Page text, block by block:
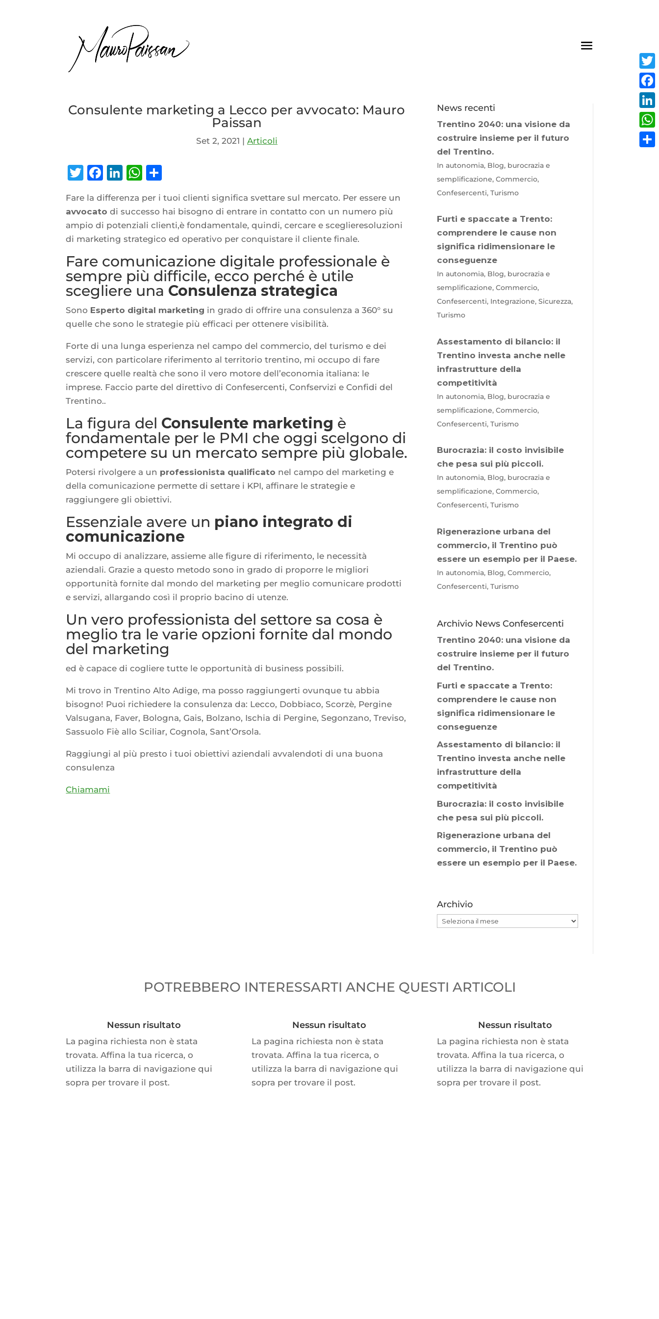
Consulente marketing a Lecco per avvocato: Mauro
Paissan
Set 2, 2021 | Articoli
Twitter
Facebook
LinkedIn
WhatsApp
Fare la differenza per i tuoi clienti significa svettare sul mercato. Per essere un
avvocato di successo hai bisogno di entrare in contatto con un numero più
ampio di potenziali clienti,è fondamentale, quindi, cercare e sceglieresoluzioni
di marketing strategico ed operativo per conquistare il cliente finale.
Fare comunicazione digitale professionale è
sempre più difficile, ecco perché è utile
scegliere una Consulenza strategica
Sono Esperto digital marketing in grado di offrire una consulenza a 360° su
quelle che sono le strategie più efficaci per ottenere visibilità.
Forte di una lunga esperienza nel campo del commercio, del turismo e dei
servizi, con particolare riferimento al territorio trentino, mi occupo di fare
crescere quelle realtà che sono il vero motore dell’economia italiana: le
imprese. Faccio parte del direttivo di Confesercenti, Confservizi e Confidi del
Trentino..
La figura del Consulente marketing è
fondamentale per le PMI che oggi scelgono di
competere su un mercato sempre più globale.
Potersi rivolgere a un professionista qualificato nel campo del marketing e
della comunicazione permette di settare i KPI, affinare le strategie e
raggiungere gli obiettivi.
Essenziale avere un piano integrato di
comunicazione
Mi occupo di analizzare, assieme alle figure di riferimento, le necessità
aziendali. Grazie a questo metodo sono in grado di proporre le migliori
opportunità fornite dal mondo del marketing per meglio comunicare prodotti
e servizi, allargando così il proprio bacino di utenze.
Un vero professionista del settore sa cosa è
meglio tra le varie opzioni fornite dal mondo
del marketing
ed è capace di cogliere tutte le opportunità di business possibili.
Mi trovo in Trentino Alto Adige, ma posso raggiungerti ovunque tu abbia
bisogno! Puoi richiedere la consulenza da: Lecco, Dobbiaco, Scorzè, Pergine
Valsugana, Faver, Bologna, Gais, Bolzano, Ischia di Pergine, Segonzano, Treviso,
Sassuolo Fiè allo Sciliar, Cognola, Sant’Orsola.
Raggiungi al più presto i tuoi obiettivi aziendali avvalendoti di una buona
consulenza
Chiamami
News recenti
Trentino 2040: una visione da
costruire insieme per il futuro
del Trentino.
In autonomia, Blog, burocrazia e
semplificazione, Commercio,
Confesercenti, Turismo
Furti e spaccate a Trento:
comprendere le cause non
significa ridimensionare le
conseguenze
In autonomia, Blog, burocrazia e
semplificazione, Commercio,
Confesercenti, Integrazione, Sicurezza,
Turismo
Assestamento di bilancio: il
Trentino investa anche nelle
infrastrutture della
competitività
In autonomia, Blog, burocrazia e
semplificazione, Commercio,
Confesercenti, Turismo
Burocrazia: il costo invisibile
che pesa sui più piccoli.
In autonomia, Blog, burocrazia e
semplificazione, Commercio,
Confesercenti, Turismo
Rigenerazione urbana del
commercio, il Trentino può
essere un esempio per il Paese.
In autonomia, Blog, Commercio,
Confesercenti, Turismo
Archivio News Confesercenti
Trentino 2040: una visione da
costruire insieme per il futuro
del Trentino.
Furti e spaccate a Trento:
comprendere le cause non
significa ridimensionare le
conseguenze
Assestamento di bilancio: il
Trentino investa anche nelle
infrastrutture della
competitività
Burocrazia: il costo invisibile
che pesa sui più piccoli.
Rigenerazione urbana del
commercio, il Trentino può
essere un esempio per il Paese.
Archivio
Archivio
POTREBBERO INTERESSARTI ANCHE QUESTI ARTICOLI
Nessun risultato
La pagina richiesta non è stata
trovata. Affina la tua ricerca, o
utilizza la barra di navigazione qui
sopra per trovare il post.
Nessun risultato
La pagina richiesta non è stata
trovata. Affina la tua ricerca, o
utilizza la barra di navigazione qui
sopra per trovare il post.
Nessun risultato
La pagina richiesta non è stata
trovata. Affina la tua ricerca, o
utilizza la barra di navigazione qui
sopra per trovare il post.